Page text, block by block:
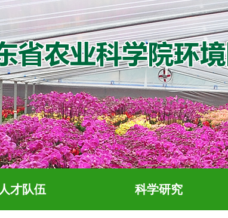
人才队伍 科学研究